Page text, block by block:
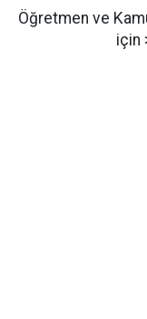
Öğretmen ve
için